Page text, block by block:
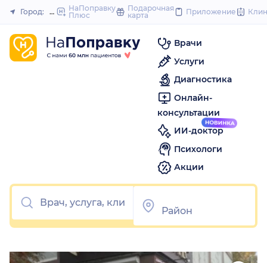
to
Закрыть
Город: Южно-Сахалинск
НаПоправку
Плюс
Подарочная
карта
Приложение
Врачи
Услуги
Диагностика
Онлайн-
консультации
ИИ-доктор
Психологи
Акции